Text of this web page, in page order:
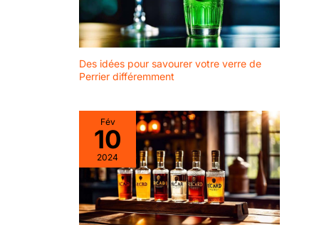
mères, la Saint-Valentin,
les anniversaires.
Des idées pour savourer votre verre de
Perrier différemment
Fév
10
2024